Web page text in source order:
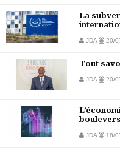
La
JDA 20/
Tout
JDA 20/
JDA 18/